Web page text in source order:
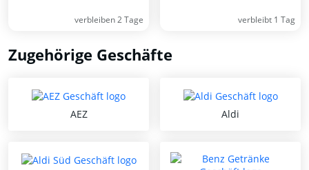
verbleiben 2 Tage verbleibt 1 Tag
Zugehörige Geschäfte
AEZ Aldi